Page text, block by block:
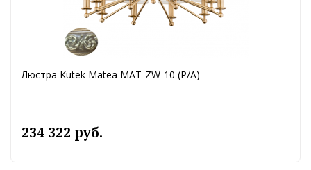
Люстра Kutek Matea MAT-ZW-10 (P/A)
234 322 руб.